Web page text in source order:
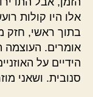
אלו היו קולות
בתוך ראשי, חזק
אומרים. העוצמה
הידיים על
סנובית. ושאני